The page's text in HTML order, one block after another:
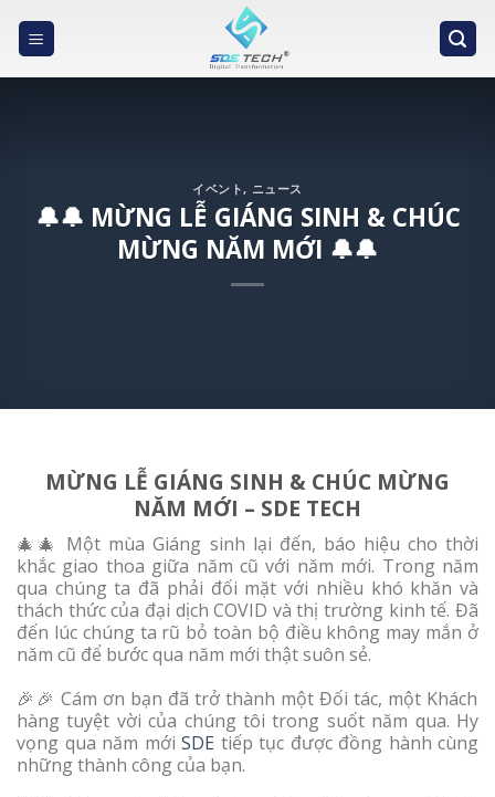
イベント, ニュース
🔔🔔 MỪNG LỄ GIÁNG SINH & CHÚC
MỪNG NĂM MỚI 🔔🔔
MỪNG LỄ GIÁNG SINH & CHÚC MỪNG
NĂM MỚI – SDE TECH
🎄🎄 Một mùa Giáng sinh lại đến, báo hiệu cho thời
khắc giao thoa giữa năm cũ với năm mới. Trong năm
qua chúng ta đã phải đối mặt với nhiều khó khăn và
thách thức của đại dịch COVID và thị trường kinh tế. Đã
đến lúc chúng ta rũ bỏ toàn bộ điều không may mắn ở
năm cũ để bước qua năm mới thật suôn sẻ.
️🎉️🎉 Cám ơn bạn đã trở thành một Đối tác, một Khách
hàng tuyệt vời của chúng tôi trong suốt năm qua. Hy
vọng qua năm mới SDE tiếp tục được đồng hành cùng
những thành công của bạn.